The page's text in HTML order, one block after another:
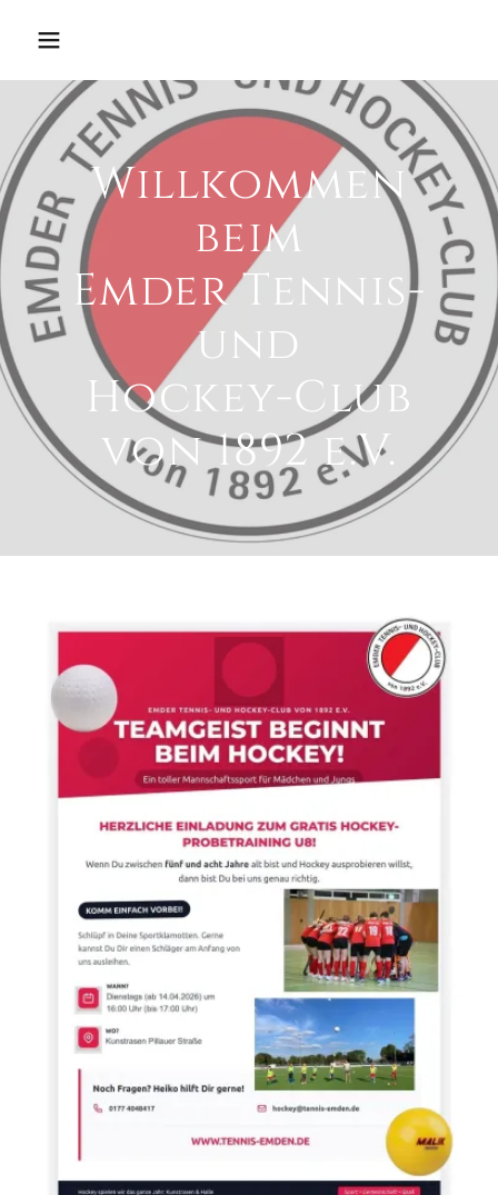
Willkommen
beim
Emder Tennis-
und
Hockey-Club
von 1892 e.V.